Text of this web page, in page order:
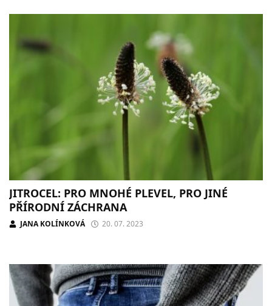
JITROCEL: PRO MNOHÉ PLEVEL, PRO JINÉ
PŘÍRODNÍ ZÁCHRANA
JANA KOLÍNKOVÁ 20. 07. 2023